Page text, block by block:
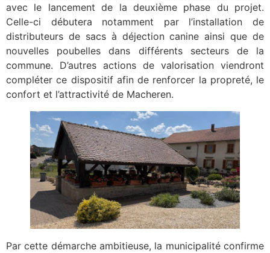
avec le lancement de la deuxième phase du projet.
Celle-ci débutera notamment par l’installation de
distributeurs de sacs à déjection canine ainsi que de
nouvelles poubelles dans différents secteurs de la
commune. D’autres actions de valorisation viendront
compléter ce dispositif afin de renforcer la propreté, le
confort et l’attractivité de Macheren.
Par cette démarche ambitieuse, la municipalité confirme